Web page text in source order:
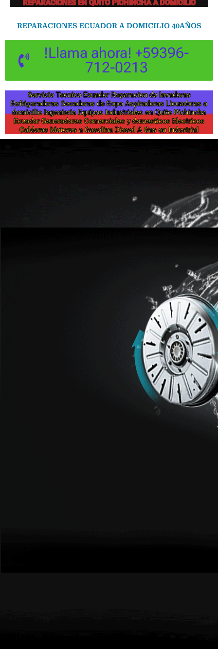
REPARACIONES EN QUITO PICHINCHA A DOMICILIO
REPARACIONES ECUADOR A DOMICILIO 40AÑOS
!Llama ahora! +59396-
712-0213
Servicio Tecnico Ecuador Reparacion de lavadoras
Refrigeradoras Secadoras de Ropa Aspiradoras Licuadoras a
domicilio Ingenieria Equipos Industriales en Quito Pichincha
Ecuador Generadores Comerciales y domesticos Electricos
Calderas Motores a Gasolina Diesel A Gas en Industrial